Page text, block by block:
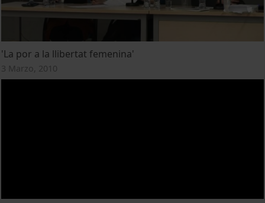
'La por a la llibertat femenina'
3 Marzo, 2010